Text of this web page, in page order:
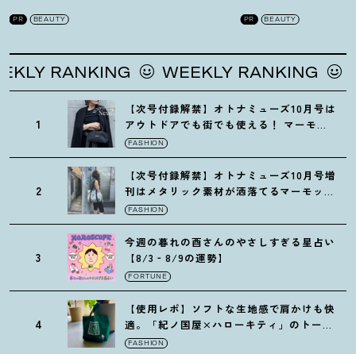
PR BEAUTY PR BEAUTY
RANKING WEEKLY RANKING
1
【次号付録解禁】オトナミューズ10月号は
アウトドアでも街でも使える ！ マーモッ
トの黒ショルダー
FASHION
2
【次号付録解禁】オトナミューズ10月号増
刊はメタリック素材が洒落てるマーモット
の保冷バッグ
FASHION
3
今週の暮れの酉さんのやさしすぎる星占い
【8/3‐8/9の運勢】
FORTUNE
4
【使用レポ】ソフトな生地感で肩かけも快
適。「紀ノ国屋×ハローキティ」のトート
がガシガシ使えて最高です
FASHION